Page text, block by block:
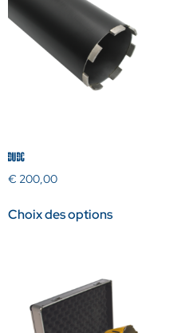
DUDC
€ 200,00
Choix des options